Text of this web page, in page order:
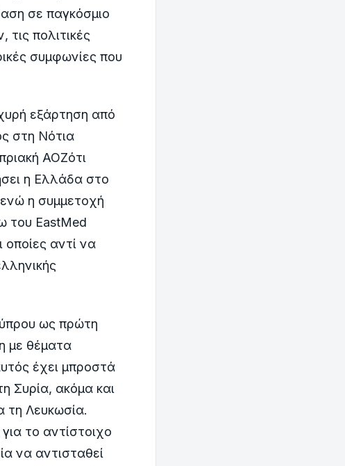
σε παγκόσμιο
πολιτικές
συμφωνίες που
εξάρτηση από
στη Νότια
ΑΟΖότι
η Ελλάδα στο
η συμμετοχή
του EastMed
οποίες αντί να
ως πρώτη
με θέματα
έχει μπροστά
Συρία, ακόμα και
τη Λευκωσία.
το αντίστοιχο
να αντισταθεί